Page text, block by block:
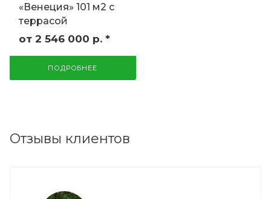
«Венеция» 101 м2 с
террасой
от 2 546 000 р. *
ПОДРОБНЕЕ
Отзывы клиентов